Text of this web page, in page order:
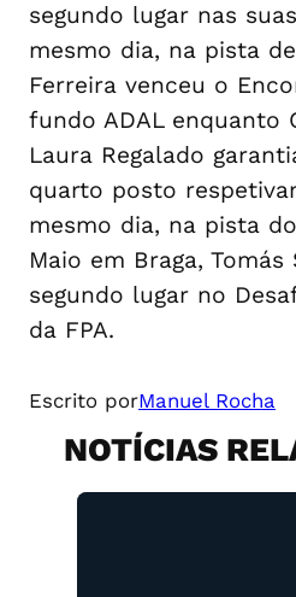
segundo lugar nas
mesmo dia, na pista
Ferreira venceu o
fundo ADAL enquanto
Laura Regalado
quarto posto
mesmo dia, na pista
Maio em Braga,
segundo lugar no
da FPA.
Escrito porManuel Rocha
NOTÍCIAS